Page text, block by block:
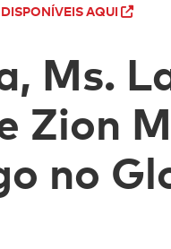
AQUI
Ms.
Zion
no